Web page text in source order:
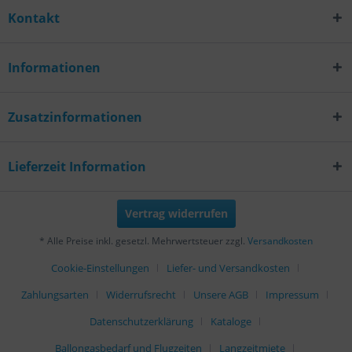
Kontakt
Informationen
Zusatzinformationen
Lieferzeit Information
Vertrag widerrufen
* Alle Preise inkl. gesetzl. Mehrwertsteuer zzgl. Versandkosten
Cookie-Einstellungen
Liefer- und Versandkosten
Zahlungsarten
Widerrufsrecht Unsere AGB
Impressum
Datenschutzerklärung
Kataloge
Ballongasbedarf und Flugzeiten
Langzeitmiete